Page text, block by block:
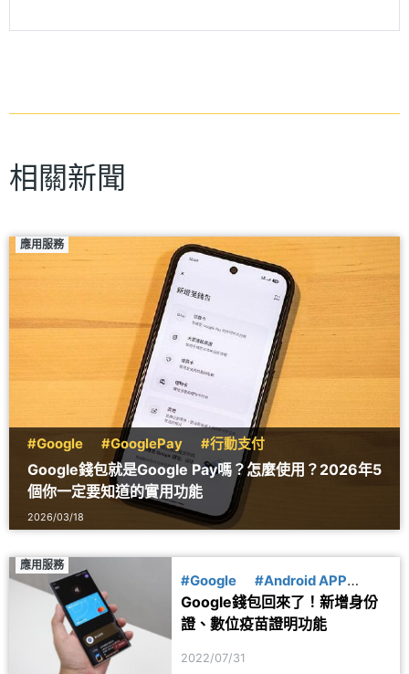
相關新聞
應用服務
#Google #GooglePay #行動支付
Google錢包就是Google Pay嗎？怎麼使用？2026年5
個你一定要知道的實用功能
2026/03/18
應用服務
#Google
#Android APP
#GooglePlay
#防疫
Google錢包回來了！新增身份
證、數位疫苗證明功能
2022/07/31